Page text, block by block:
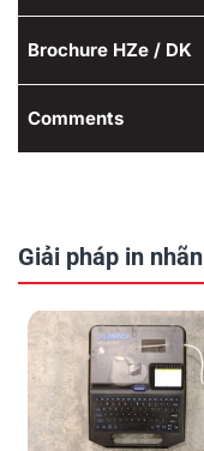
Brochure HZe / DK
Comments
Giải pháp in nhãn